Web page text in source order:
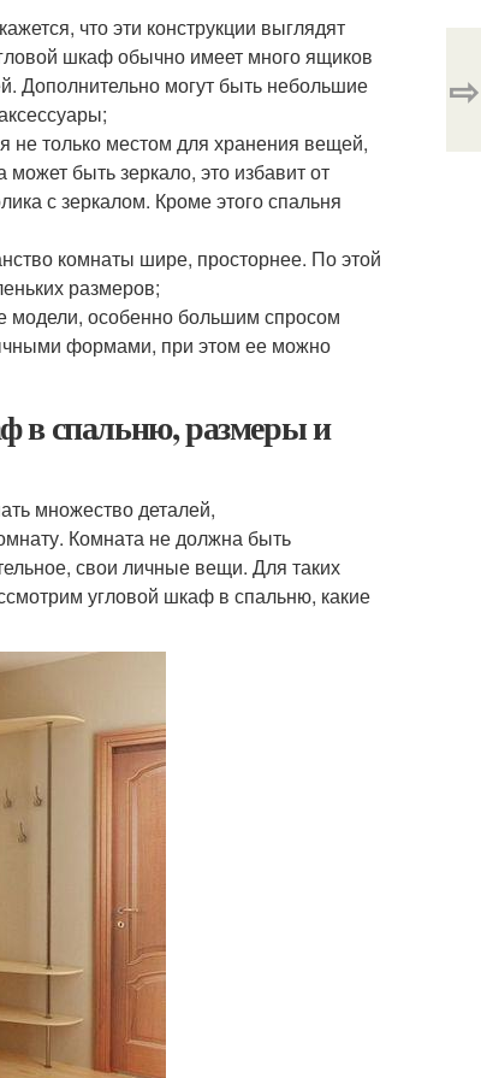
что эти конструкции выглядят
шкаф обычно имеет много ящиков
Дополнительно могут быть небольшие
только местом для хранения вещей,
быть зеркало, это избавит от
с зеркалом. Кроме этого спальня
комнаты шире, просторнее. По этой
размеров;
модели, особенно большим спросом
формами, при этом ее можно
в спальню, размеры и
множество деталей,
Комната не должна быть
свои личные вещи. Для таких
угловой шкаф в спальню, какие
⇨